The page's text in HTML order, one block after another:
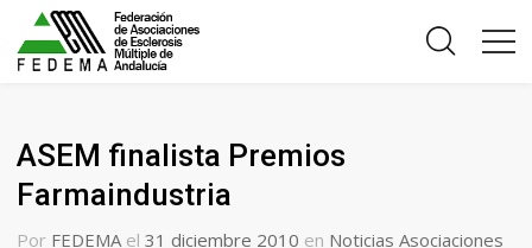
ASEM finalista Premios
Farmaindustria
Por FEDEMA el 31 diciembre 2010 en Noticias Asociaciones